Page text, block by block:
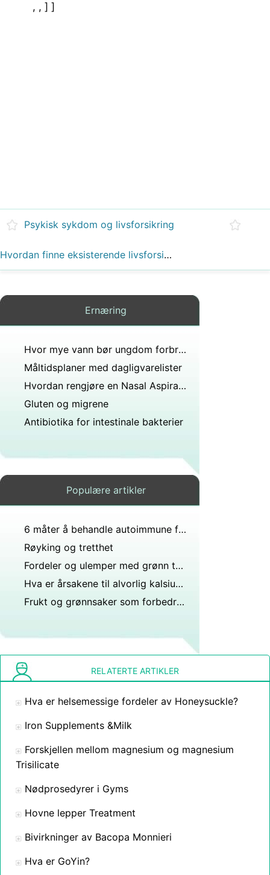
, , ] ]
Psykisk sykdom og livsforsikring
Hvordan finne eksisterende livsforsikringspolitikker
Ernæring
Hvor mye vann bør ungdom forbruke?
Måltidsplaner med dagligvarelister
Hvordan rengjøre en Nasal Aspirator
Gluten og migrene
Antibiotika for intestinale bakterier
Populære artikler
6 måter å behandle autoimmune forstyrrelser gjennom diett
Røyking og tretthet
Fordeler og ulemper med grønn te kosttilskudd
Hva er årsakene til alvorlig kalsiummangel?
Frukt og grønnsaker som forbedrer nyrefunksjonen
RELATERTE ARTIKLER
Hva er helsemessige fordeler av Honeysuckle?
Iron Supplements &Milk
Forskjellen mellom magnesium og magnesium
Trisilicate
Nødprosedyrer i Gyms
Hovne lepper Treatment
Bivirkninger av Bacopa Monnieri
Hva er GoYin?